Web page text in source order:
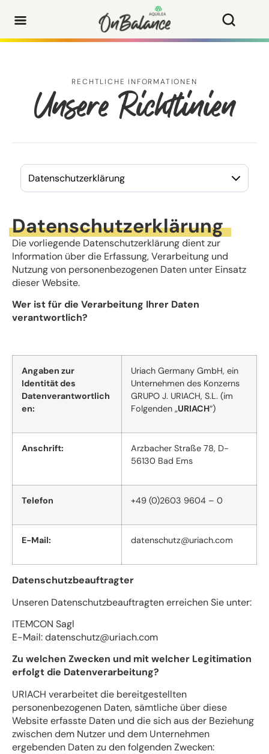
RECHTLICHE INFORMATIONEN
Unsere Richtlinien
Datenschutzerklärung
Die vorliegende Datenschutzerklärung dient zur
Information über die Erfassung, Verarbeitung und
Nutzung von personenbezogenen Daten unter Einsatz
dieser Website.
Wer ist für die Verarbeitung Ihrer Daten
verantwortlich?
Angaben zur
Identität des
Datenverantwortlich
en:
Uriach Germany GmbH, ein
Unternehmen des Konzerns
GRUPO J. URIACH, S.L. (im
Folgenden „URIACH“)
Anschrift:
Arzbacher Straße 78, D-
56130 Bad Ems
Telefon +49 (0)2603 9604 – 0
E-Mail: datenschutz@uriach.com
Datenschutzbeauftragter
Unseren Datenschutzbeauftragten erreichen Sie unter:
ITEMCON Sagl
E-Mail: datenschutz@uriach.com
Zu welchen Zwecken und mit welcher Legitimation
erfolgt die Datenverarbeitung?
URIACH verarbeitet die bereitgestellten
personenbezogenen Daten, sämtliche über diese
Website erfasste Daten und die sich aus der Beziehung
zwischen dem Nutzer und dem Unternehmen
ergebenden Daten zu den folgenden Zwecken: